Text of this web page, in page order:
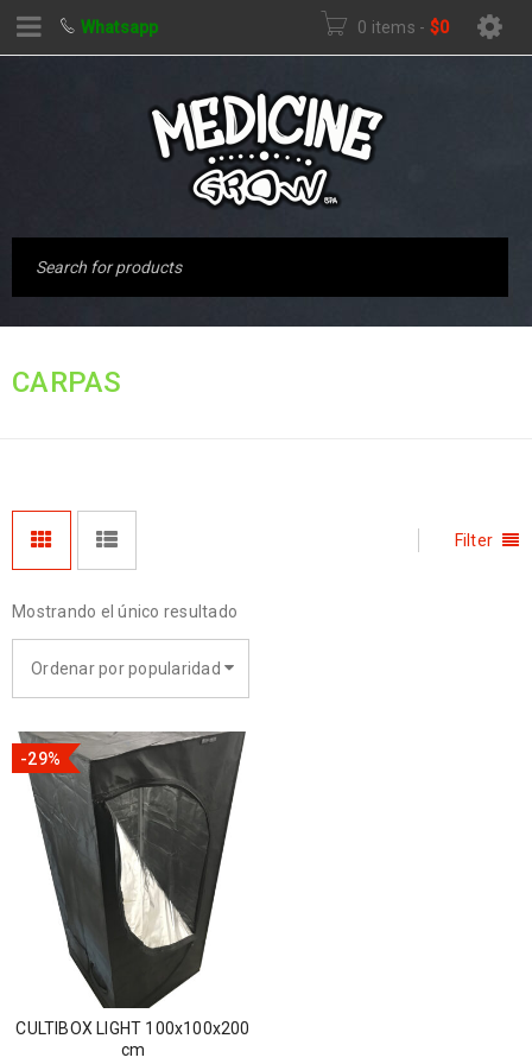
Whatsapp 0 items - $0
CARPAS
Filter
Mostrando el único resultado
Ordenar por popularidad
-29%
CULTIBOX LIGHT 100x100x200
cm